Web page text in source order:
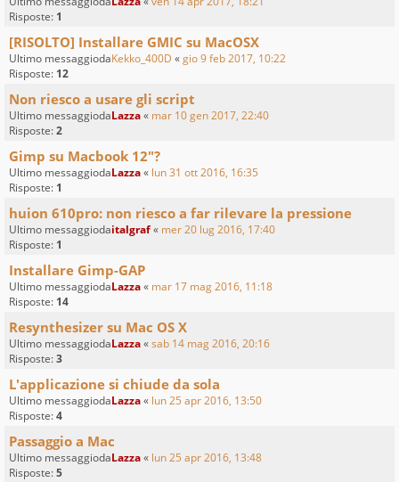
Risposte: 1
[RISOLTO] Installare GMIC su MacOSX
Ultimo messaggiodaKekko_400D «gio 9 feb 2017, 10:22
Risposte: 12
Non riesco a usare gli script
Ultimo messaggiodaLazza« mar 10 gen 2017, 22:40
Risposte:2
Gimp su Macbook 12"?
Ultimo messaggiodaLazza« lun 31 ott 2016, 16:35
Risposte: 1
huion 610pro: non riesco a far rilevare la pressione
Ultimo messaggiodaitalgraf« mer 20 lug 2016, 17:40
Risposte: 1
Installare Gimp-GAP
Ultimo messaggiodaLazza« mar 17 mag 2016, 11:18
Risposte: 14
Resynthesizer su Mac OS X
Ultimo messaggiodaLazza«sab 14 mag 2016, 20:16
Risposte:3
L'applicazione si chiude da sola
Ultimo messaggiodaLazza« lun 25 apr 2016, 13:50
Risposte:4
Passaggio a Mac
Ultimo messaggiodaLazza« lun 25 apr 2016, 13:48
Risposte:5